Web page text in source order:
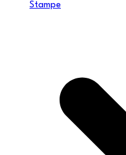
Stampe